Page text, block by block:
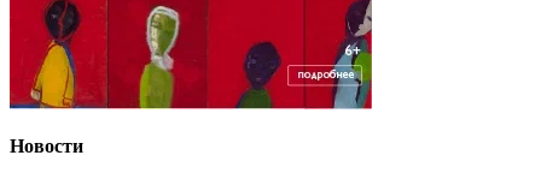
Новости